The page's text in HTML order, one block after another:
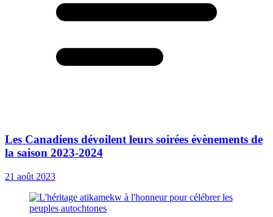
Les Canadiens dévoilent leurs soirées évènements de
la saison 2023-2024
21 août 2023